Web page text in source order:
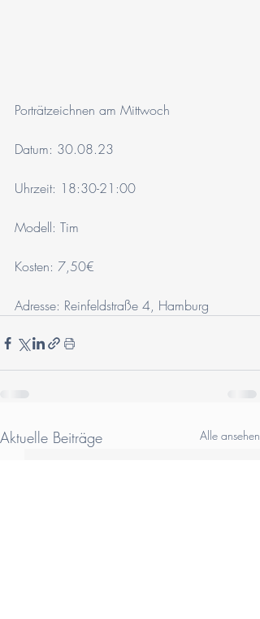
Porträtzeichnen am Mittwoch
Datum: 30.08.23
Uhrzeit: 18:30-21:00
Modell: Tim
Kosten: 7,50€
Adresse: Reinfeldstraße 4, Hamburg
Aktuelle Beiträge Alle ansehen